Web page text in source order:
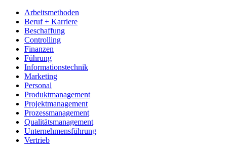
Arbeitsmethoden
Beruf + Karriere
Beschaffung
Controlling
Finanzen
Führung
Informationstechnik
Marketing
Personal
Produktmanagement
Projektmanagement
Prozessmanagement
Qualitätsmanagement
Unternehmensführung
Vertrieb